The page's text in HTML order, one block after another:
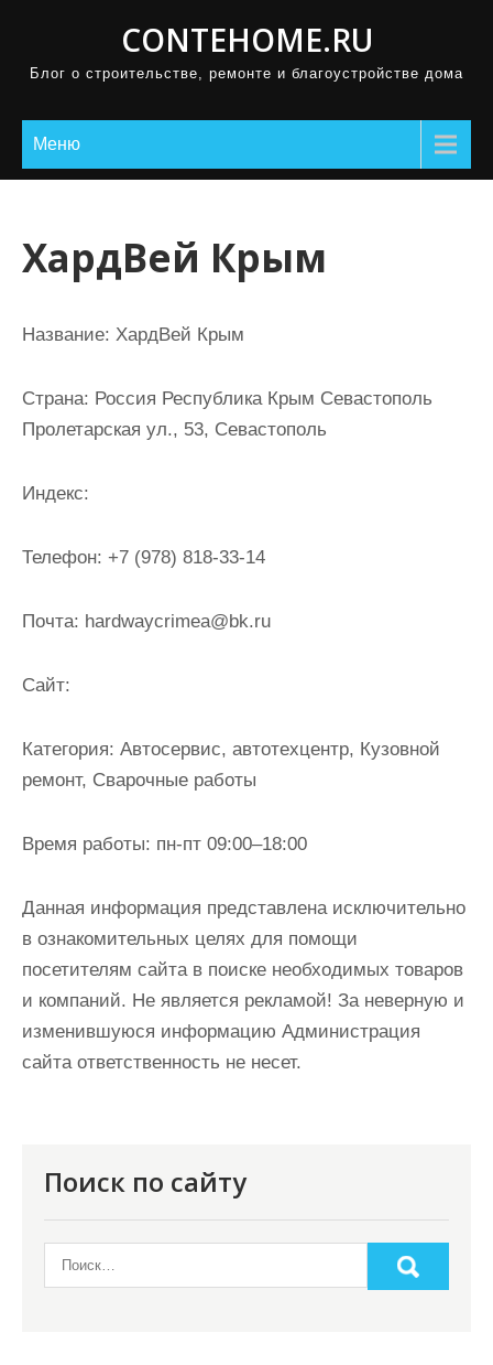
CONTEHOME.RU
Блог о строительстве, ремонте и благоустройстве дома
Меню
ХардВей Крым
Название: ХардВей Крым
Страна: Россия Республика Крым Севастополь
Пролетарская ул., 53, Севастополь
Индекс:
Телефон: +7 (978) 818-33-14
Почта: hardwaycrimea@bk.ru
Cайт:
Категория: Автосервис, автотехцентр, Кузовной
ремонт, Сварочные работы
Время работы: пн-пт 09:00–18:00
Данная информация представлена исключительно
в ознакомительных целях для помощи
посетителям сайта в поиске необходимых товаров
и компаний. Не является рекламой! За неверную и
изменившуюся информацию Администрация
сайта ответственность не несет.
Поиск по сайту